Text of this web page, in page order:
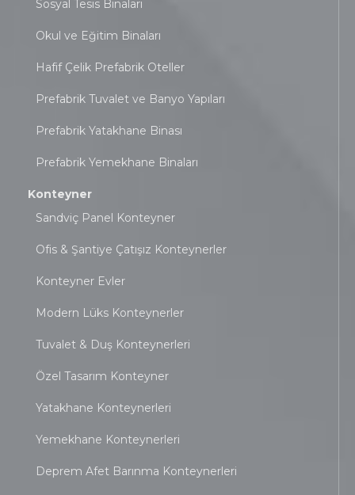
Sosyal Tesis Binaları
Okul ve Eğitim Binaları
Hafif Çelik Prefabrik Oteller
Prefabrik Tuvalet ve Banyo Yapıları
Prefabrik Yatakhane Binası
Prefabrik Yemekhane Binaları
Konteyner
Sandviç Panel Konteyner
Ofis & Şantiye Çatışız Konteynerler
Konteyner Evler
Modern Lüks Konteynerler
Tuvalet & Duş Konteynerleri
Özel Tasarım Konteyner
Yatakhane Konteynerleri
Yemekhane Konteynerleri
Deprem Afet Barınma Konteynerleri